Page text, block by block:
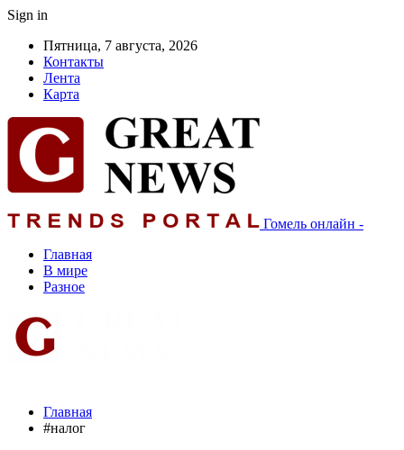
Sign in
Пятница, 7 августа, 2026
Контакты
Лента
Карта
Гомель онлайн -
Главная
В мире
Разное
Главная
#налог